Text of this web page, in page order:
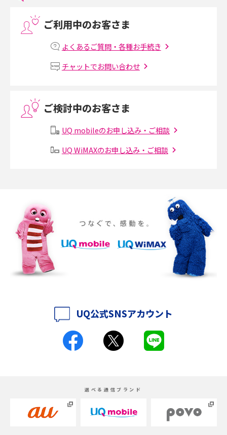
プリペイドSIMとは？種類やメリット・デメリット、利用までの流れを解説
Threads（スレッズ）とは？主な機能や登録方法、投稿の仕方を解説
Instagram（インスタグラム）でスクショするとバレる？バレるケースや撮
iPhone 16eとiPhone SE（第3世代）の違いは？サイズやスペックを比較し
て解説
iPhone 16eとiPhone 14を徹底比較！スペック・機能の違いをわかりやすく
紹介
iPhone 16とiPhone 15の違いは？カメラ・スペック・機能を徹底比較
iPhoneの機種変更のやり方は？事前準備・手順やデータ移行方法をわかり
Androidスマホとは？特徴やメリット・デメリット、おススメ機種を紹介
ご利用中のお客さま
よくあるご質問・各種お手続き
チャットでお問い合わせ
ご検討中のお客さま
UQ mobileのお申し込み・ご相談
UQ WiMAXのお申し込み・ご相談
UQ公式SNSアカウント
選べる通信ブランド